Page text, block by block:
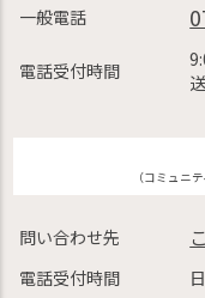
一般電話
電話受付時間
送
（コミュニ
問い合わせ先
電話受付時間